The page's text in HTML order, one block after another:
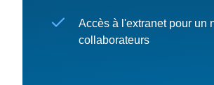
Accès à l'extranet pour un
collaborateurs